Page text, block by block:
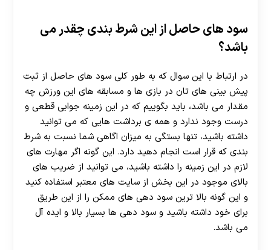
سود های حاصل از این شرط بندی چقدر می
باشد؟
در ارتباط با این سوال که به طور کلی سود های حاصل از ثبت
پیش بینی های تان در بازی ها و مسابقه های این ورزش چه
مقدار می باشد، باید بگوییم که در این زمینه جوابی قطعی و
درست وجود ندارد و همه ی برداشت هایی که می توانید
داشته باشید، تنها بستگی به میزان اگاهی شما نسبت به شرط
بندی که قرار است انجام دهید دارد. این گونه اگر مهارت های
لازم در این زمینه را داشته باشید، می توانید از ضریب های
بالای موجود در این بخش از سایت های معتبر استفاده کنید
و این گونه بالا ترین سود دهی های ممکن را از این طریق
برای خود داشته باشید و سود دهی ها بسیار بالا و ایده آل
می باشد.